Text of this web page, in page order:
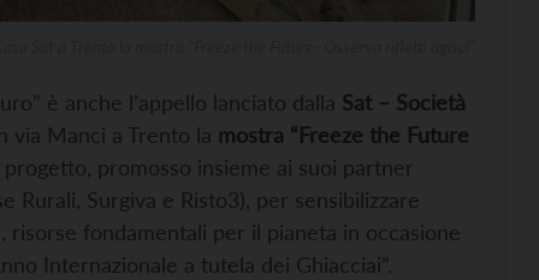
è anche l’appello lanciato dalla Sat – Società
via Manci a Trento la mostra “Freeze the Future
promosso insieme ai suoi partner
Rurali, Surgiva e Risto3), per sensibilizzare
risorse fondamentali per il pianeta in occasione
Internazionale a tutela dei Ghiacciai”.